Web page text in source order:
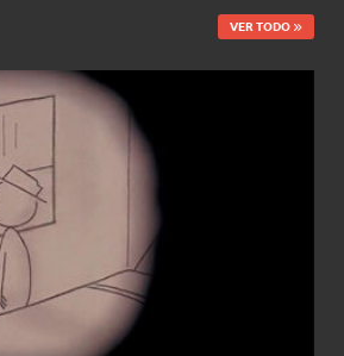
VER TODO